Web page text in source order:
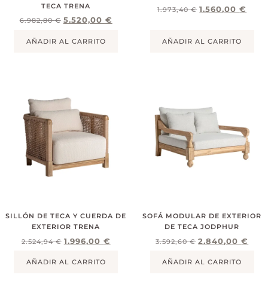
TECA TRENA
6.982,80€ 5.520,00 €
AÑADIR AL CARRITO
1.973,40€ 1.560,00€
AÑADIR AL CARRITO
SILLÓN DE TECA Y CUERDA DE
EXTERIOR TRENA
2.524,94€ 1.996,00 €
AÑADIR AL CARRITO
SOFÁ MODULAR DE EXTERIOR
DE TECA JODPHUR
3.592,60€ 2.840,00€
AÑADIR AL CARRITO